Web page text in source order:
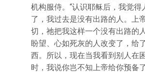
机构服侍。“认识耶稣后，我觉得
了，我过去是没有出路的人。上
切，祂把我这样一个没有出路的
盼望、心如死灰的人改变了，给
西。所以，现在当我看到别人在
时，我说你岂不知上帝给你预备